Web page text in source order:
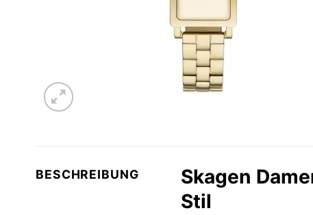
BESCHREIBUNG
Skagen
Stil